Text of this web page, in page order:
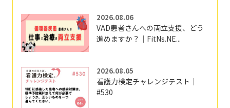
2026.08.06
VAD患者さんへの両立支援、どう
進めますか？｜FitNs.NE...
2026.08.05
看護力検定チャレンジテスト｜
#530